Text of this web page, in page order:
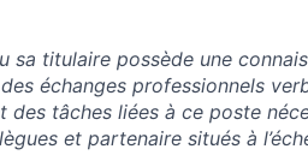
sa titulaire possède une
échanges professionnels
des tâches liées à ce poste
et partenaire situés à